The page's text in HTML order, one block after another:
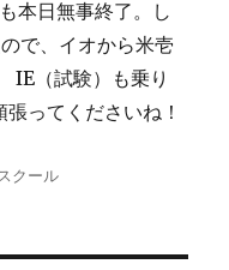
本日無事終了。し
で、イオから米壱
IE（試験）も乗り
ってくださいね！
クール